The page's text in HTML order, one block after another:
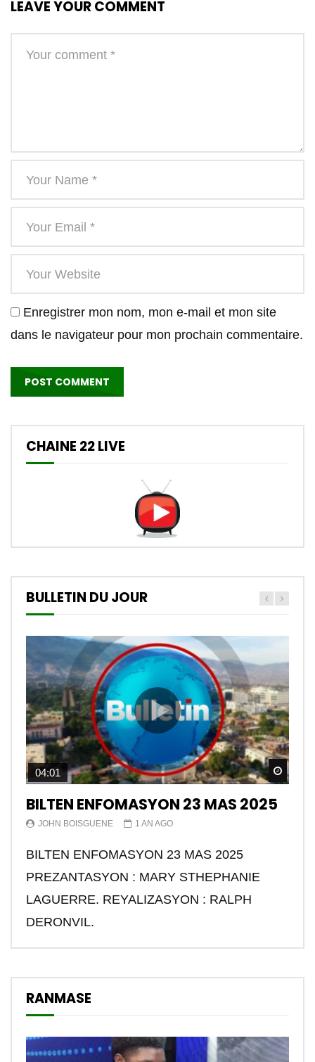
LEAVE YOUR COMMENT
Enregistrer mon nom, mon e-mail et mon site
dans le navigateur pour mon prochain commentaire.
CHAINE 22 LIVE
BULLETIN DU JOUR
04:01
BILTEN ENFOMASYON 23 MAS 2025
JOHN BOISGUENE 1 AN AGO
BILTEN ENFOMASYON 23 MAS 2025
PREZANTASYON : MARY STHEPHANIE
LAGUERRE. REYALIZASYON : RALPH
DERONVIL.
RANMASE